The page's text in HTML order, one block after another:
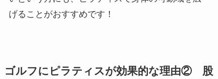
げることがおすすめです！
ゴルフにピラティスが効果的な理由② 股